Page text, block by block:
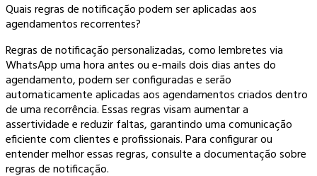
Quais regras de notificação podem ser aplicadas aos
agendamentos recorrentes?
Regras de notificação personalizadas, como lembretes via
WhatsApp uma hora antes ou e-mails dois dias antes do
agendamento, podem ser configuradas e serão
automaticamente aplicadas aos agendamentos criados dentro
de uma recorrência. Essas regras visam aumentar a
assertividade e reduzir faltas, garantindo uma comunicação
eficiente com clientes e profissionais. Para configurar ou
entender melhor essas regras, consulte a documentação sobre
regras de notificação.